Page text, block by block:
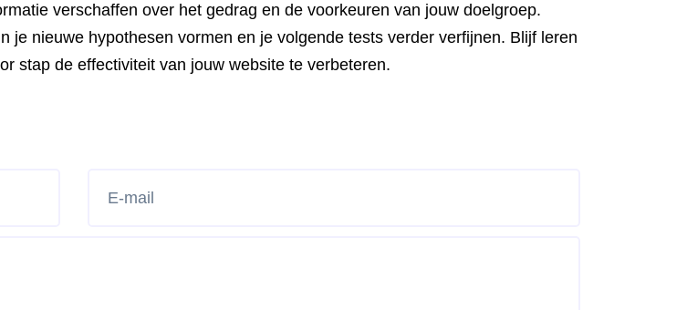
verschaffen over het gedrag en de voorkeuren van jouw doelgroep.
je nieuwe hypothesen vormen en je volgende tests verder verfijnen. Blijf leren
stap de effectiviteit van jouw website te verbeteren.